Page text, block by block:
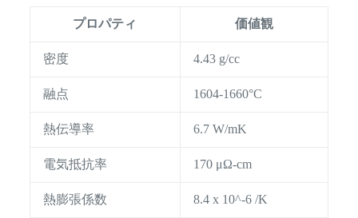
プロパティ 価値観
密度 4.43 g/cc
融点 1604-1660°C
熱伝導率 6.7 W/mK
電気抵抗率 170 μΩ-cm
熱膨張係数 8.4 x 10^-6 /K